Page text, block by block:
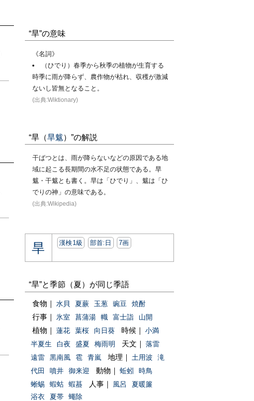
“旱”の意味
《名詞》
（ひでり）春季から秋季の植物が生育する
時季に雨が降らず、農作物が枯れ、収穫が激減
ないし皆無となること。
(出典:Wiktionary)
“旱（旱魃）”の解説
干ばつとは、雨が降らないなどの原因である地
域に起こる長期間の水不足の状態である。旱
魃・干魃とも書く。旱は「ひでり」、魃は「ひ
でりの神」の意味である。
(出典:Wikipedia)
旱 漢検1級 部首:⽇ 7画
“旱”と季節（夏）が同じ季語
食物｜ 水貝 夏蕨 玉葱 豌豆 焼酎
行事｜ 氷室 菖蒲湯 幟 富士詣 山開
植物｜ 蓮花 葉桜 向日葵 時候｜
小満
半夏生
白夜 盛夏 梅雨明 天文｜
落雷
遠雷
黒南風 雹 青嵐 地理｜ 土用波
滝
代田
噴井 御来迎 動物｜ 蚯蚓
時鳥
蜥蜴
蝦蛄 蝦蟇 人事｜ 風呂
夏暖簾
浴衣
夏帯 蠅除